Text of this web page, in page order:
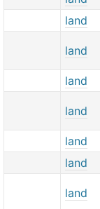
land
land
land
land
land
land
land